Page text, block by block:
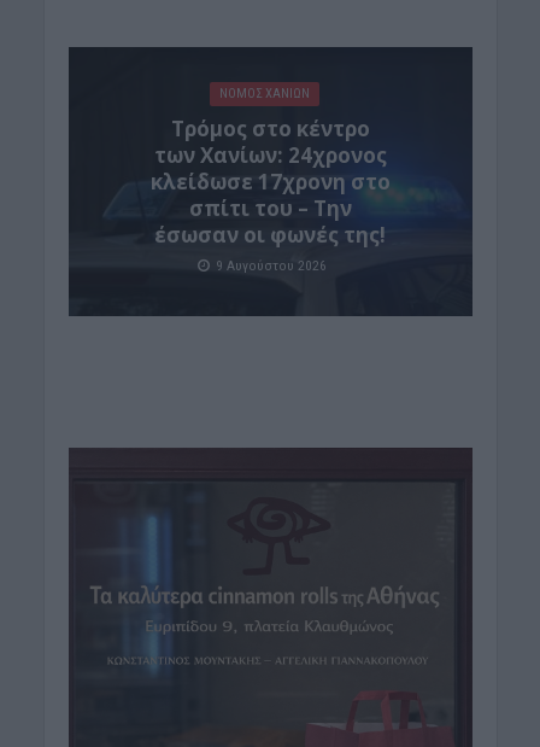
ΝΟΜΌΣ ΧΑΝΊΩΝ
Τρόμος στο κέντρο
των Χανίων: 24χρονος
κλείδωσε 17χρονη στο
σπίτι του – Την
έσωσαν οι φωνές της!
9 Αυγούστου 2026